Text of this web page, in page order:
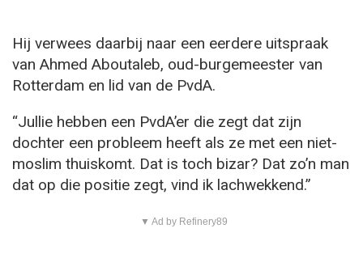
Hij verwees daarbij naar een eerdere uitspraak
van Ahmed Aboutaleb, oud-burgemeester van
Rotterdam en lid van de PvdA.
“Jullie hebben een PvdA’er die zegt dat zijn
dochter een probleem heeft als ze met een niet-
moslim thuiskomt. Dat is toch bizar? Dat zo’n man
dat op die positie zegt, vind ik lachwekkend.”
▼ Ad by Refinery89